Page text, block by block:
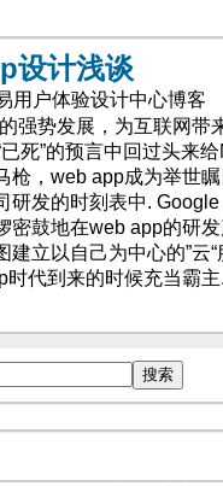
设计浅谈
用户体验设计中心博客
强势发展，为互联网带
死”的预言中回过头来
枪，web app成为举世
研发的时刻表中.
密鼓地在web app的研
建立以自己为中心的”云
时代到来的时候充当霸主.